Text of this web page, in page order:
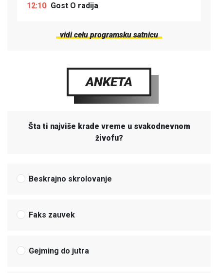
12:10 Gost O radija
vidi celu programsku satnicu
ANKETA
Šta ti najviše krade vreme u svakodnevnom
živofu?
Beskrajno skrolovanje
Faks zauvek
Gejming do jutra